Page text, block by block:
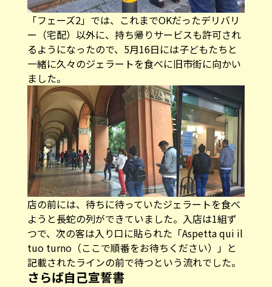
「フェーズ2」では、これまでOKだったデリバリ
ー（宅配）以外に、持ち帰りサービスも許可され
るようになったので、5月16日には子どもたちと
一緒に久々のジェラートを食べに旧市街に向かい
ました。
店の前には、待ちに待っていたジェラートを食べ
ようと長蛇の列ができていました。入店は1組ず
つで、次の客は入り口に貼られた「Aspetta qui il
tuo turno（ここで順番をお待ちください）」と
記載されたラインの前で待つという流れでした。
さらば自己宣誓書